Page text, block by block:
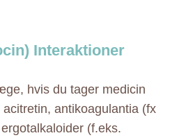
Interaktioner
hvis du tager medicin
antikoagulantia (fx
(f.eks.